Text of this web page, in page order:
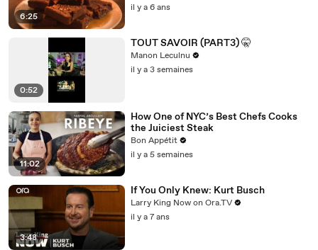
6:25
il y a 6 ans
0:52
TOUT SAVOIR (PART3) 🤫
Manon Leculnu
il y a 3 semaines
11:02
How One of NYC’s Best Chefs Cooks
the Juiciest Steak
Bon Appétit
il y a 5 semaines
3:48
If You Only Knew: Kurt Busch
Larry King Now on Ora.TV
il y a 7 ans